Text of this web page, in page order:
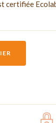
certifiée